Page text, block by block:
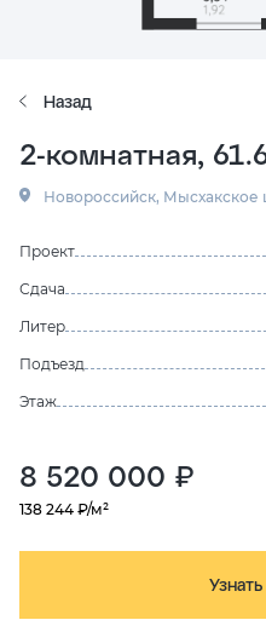
Назад
2-комнатная,
Новороссийск, Мысхакское
Проект
Сдача
Литер
Подъезд
Этаж
8 520 000 ₽
138 244 ₽/м²